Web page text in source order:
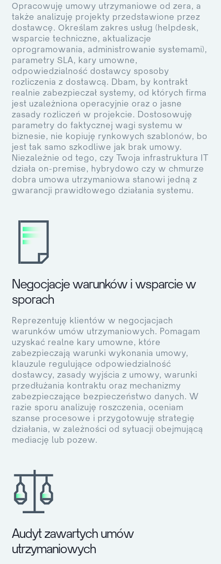
Opracowuję umowy utrzymaniowe od zera, a
także analizuję projekty przedstawione przez
dostawcę. Określam zakres usług (helpdesk,
wsparcie techniczne, aktualizacje
oprogramowania, administrowanie systemami),
parametry SLA, kary umowne,
odpowiedzialność dostawcy sposoby
rozliczenia z dostawcą. Dbam, by kontrakt
realnie zabezpieczał systemy, od których firma
jest uzależniona operacyjnie oraz o jasne
zasady rozliczeń w projekcie. Dostosowuję
parametry do faktycznej wagi systemu w
biznesie, nie kopiuję rynkowych szablonów, bo
jest tak samo szkodliwe jak brak umowy.
Niezależnie od tego, czy Twoja infrastruktura IT
działa on-premise, hybrydowo czy w chmurze
dobra umowa utrzymaniowa stanowi jedną z
gwarancji prawidłowego działania systemu.
Negocjacje warunków i wsparcie w
sporach
Reprezentuję klientów w negocjacjach
warunków umów utrzymaniowych. Pomagam
uzyskać realne kary umowne, które
zabezpieczają warunki wykonania umowy,
klauzule regulujące odpowiedzialność
dostawcy, zasady wyjścia z umowy, warunki
przedłużania kontraktu oraz mechanizmy
zabezpieczające bezpieczeństwo danych. W
razie sporu analizuję roszczenia, oceniam
szanse procesowe i przygotowuję strategię
działania, w zależności od sytuacji obejmującą
mediację lub pozew.
Audyt zawartych umów
utrzymaniowych